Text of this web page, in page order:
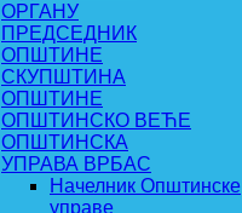
ОРГАНУ
ПРЕДСЕДНИК
ОПШТИНЕ
СКУПШТИНА
ОПШТИНЕ
ОПШТИНСКО ВЕЋЕ
ОПШТИНСКА
УПРАВА ВРБАС
Начелник Општинске
управе